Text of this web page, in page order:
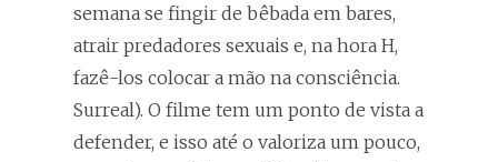
semana se fingir de bêbada em bares,
atrair predadores sexuais e, na hora H,
fazê-los colocar a mão na consciência.
Surreal). O filme tem um ponto de vista a
defender, e isso até o valoriza um pouco,